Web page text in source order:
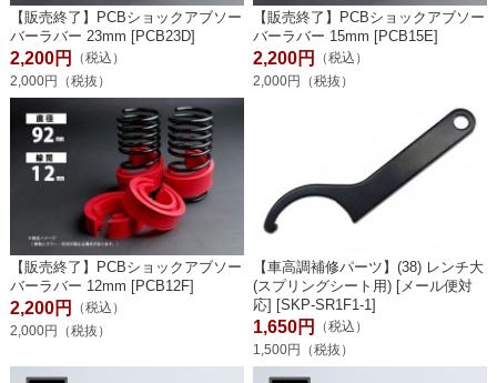
【販売終了】PCBショックアブソー
バーラバー 23mm [PCB23D]
2,200円
（税込）
2,000円（税抜）
【販売終了】PCBショックアブソー
バーラバー 15mm [PCB15E]
2,200円
（税込）
2,000円（税抜）
【販売終了】PCBショックアブソー
バーラバー 12mm [PCB12F]
2,200円
（税込）
2,000円（税抜）
【車高調補修パーツ】(38) レンチ大
(スプリングシート用) [メール便対
応] [SKP-SR1F1-1]
1,650円
（税込）
1,500円（税抜）